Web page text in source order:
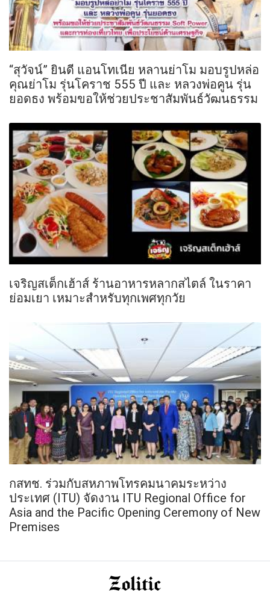
“สุวัจน์” ยินดี แอนโทเนีย หลานย่าโม มอบรูปหล่อ
คุณย่าโม รุ่นโคราช 555 ปี และ หลวงพ่อคูน รุ่น
ยอดธง พร้อมขอให้ช่วยประชาสัมพันธ์วัฒนธรรม
เจริญสเต็กเฮ้าส์ ร้านอาหารหลากสไตล์ ในราคา
ย่อมเยา เหมาะสำหรับทุกเพศทุกวัย
กสทช. ร่วมกับสหภาพโทรคมนาคมระหว่าง
ประเทศ (ITU) จัดงาน ITU Regional Office for
Asia and the Pacific Opening Ceremony of New
Premises